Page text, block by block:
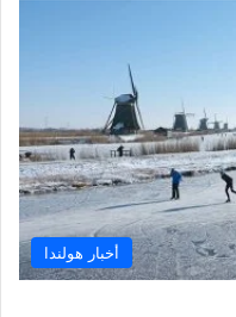
أخبار هولندا